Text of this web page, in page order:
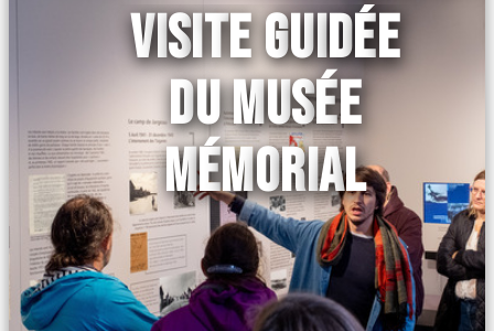
VISITE GUIDÉE
DU MUSÉE
MÉMORIAL